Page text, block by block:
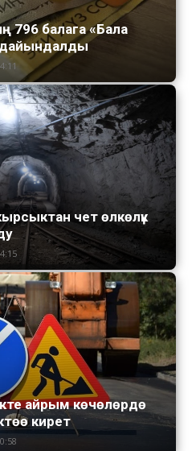
796 балага «Бала
чет өлкөлүк
айрым көчөлөрдө
кирет